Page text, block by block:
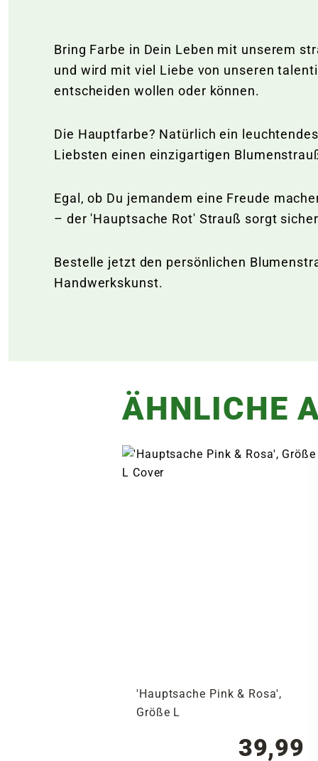
Bring Farbe in Dein Leben mit unserem
und wird mit viel Liebe von unseren
entscheiden wollen oder können.
Die Hauptfarbe? Natürlich ein
Liebsten einen einzigartigen
Egal, ob Du jemandem eine Freude
– der 'Hauptsache Rot' Strauß sorgt
Bestelle jetzt den persönlichen
Handwerkskunst.
ÄHNLICHE
'Hauptsache Pink & Rosa',
Größe L
39,99